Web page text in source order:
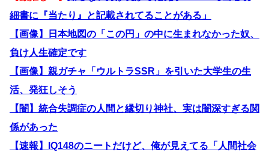
細書に『当たり』と記載されてることがある」
【画像】日本地図の「この円」の中に生まれなかった奴、
負け人生確定です
【画像】親ガチャ「ウルトラSSR」を引いた大学生の生
活、発狂しそう
【闇】統合失調症の人間と縁切り神社、実は闇深すぎる関
係があった
【速報】IQ148のニートだけど、俺が見えてる「人間社会